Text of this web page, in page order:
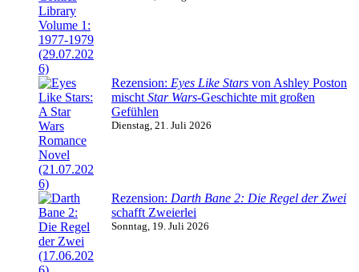
Rezension: Eyes Like Stars von Ashley Poston
mischt Star Wars-Geschichte mit großen
Gefühlen
Dienstag, 21. Juli 2026
Rezension: Darth Bane 2: Die Regel der Zwei
schafft Zweierlei
Sonntag, 19. Juli 2026